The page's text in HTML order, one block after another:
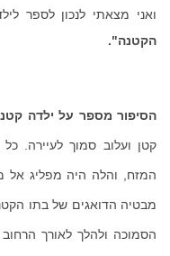
ואני מצאתי לנכון לספר
הקטנה".
הסיפור מספר על ילדה
קטן ועלוב סמוך לעיירה .כל
המזח והלה היה מפליג אל
מבטיה הדואגים של בתו
הסמוכה ולהלך לאורך